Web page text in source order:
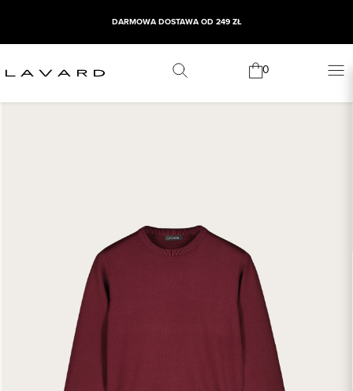
DARMOWA DOSTAWA OD 249 ZŁ
0